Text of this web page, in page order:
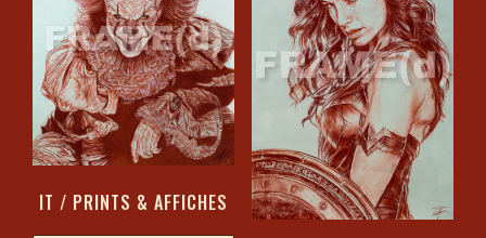
IT / PRINTS & AFFICHES